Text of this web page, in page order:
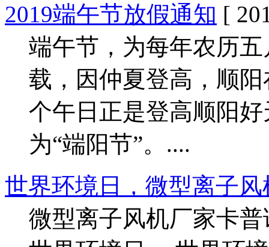
2019端午节放假通知 [
端午节，为每年农历
载，因仲夏登高，顺
个午日正是登高顺阳
为“端阳节”。....
世界环境日，微型离子
微型离子风机厂家卡